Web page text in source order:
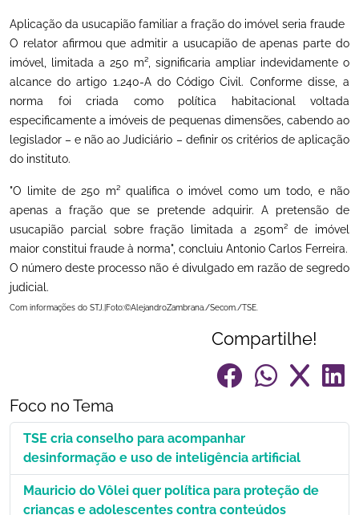
Aplicação da usucapião familiar a fração do imóvel seria fraude
O relator afirmou que admitir a usucapião de apenas parte do
imóvel, limitada a 250 m², significaria ampliar indevidamente o
alcance do artigo 1.240-A do Código Civil. Conforme disse, a
norma foi criada como política habitacional voltada
especificamente a imóveis de pequenas dimensões, cabendo ao
legislador – e não ao Judiciário – definir os critérios de aplicação
do instituto.
"O limite de 250 m² qualifica o imóvel como um todo, e não
apenas a fração que se pretende adquirir. A pretensão de
usucapião parcial sobre fração limitada a 250m² de imóvel
maior constitui fraude à norma", concluiu Antonio Carlos Ferreira.
O número deste processo não é divulgado em razão de segredo
judicial.
Com informações do STJ.|Foto:©AlejandroZambrana./Secom./TSE.
Compartilhe!
Foco no Tema
TSE cria conselho para acompanhar
desinformação e uso de inteligência artificial
Mauricio do Vôlei quer política para proteção de
crianças e adolescentes contra conteúdos